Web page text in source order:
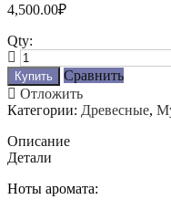
4,500.00₽
Qty:
Купить
Сравнить
Отложить
Категории: Древесные,
Описание
Детали
Ноты аромата: